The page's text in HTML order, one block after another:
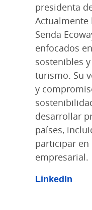
presidenta
Actualmente
Senda
enfocados
sostenibles
turismo. Su
y
desarrollar
países,
participar
empresarial.
LinkedIn